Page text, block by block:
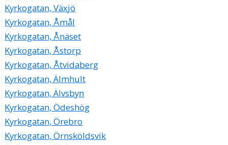
Kyrkogatan, Växjö
Kyrkogatan, Åmål
Kyrkogatan, Ånäset
Kyrkogatan, Åstorp
Kyrkogatan, Åtvidaberg
Kyrkogatan, Älmhult
Kyrkogatan, Älvsbyn
Kyrkogatan, Ödeshög
Kyrkogatan, Örebro
Kyrkogatan, Örnsköldsvik